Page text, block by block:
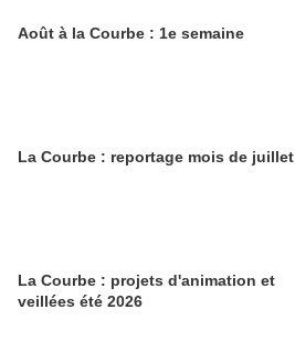
Août à la Courbe : 1e semaine
La Courbe : reportage mois de juillet
La Courbe : projets d'animation et
veillées été 2026